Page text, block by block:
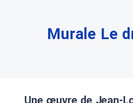
Murale Le
Une œuvre de Jean-